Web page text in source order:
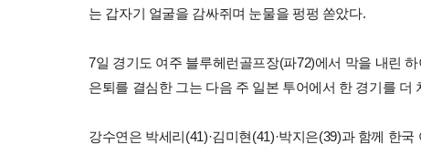
는 갑자기 얼굴을 감싸쥐며 눈물을 펑펑 쏟았다.
7일 경기도 여주 블루헤런골프장(파72)에서 막을 내린
은퇴를 결심한 그는 다음 주 일본 투어에서 한 경기를 더
강수연은 박세리(41)·김미현(41)·박지은(39)과 함께 한